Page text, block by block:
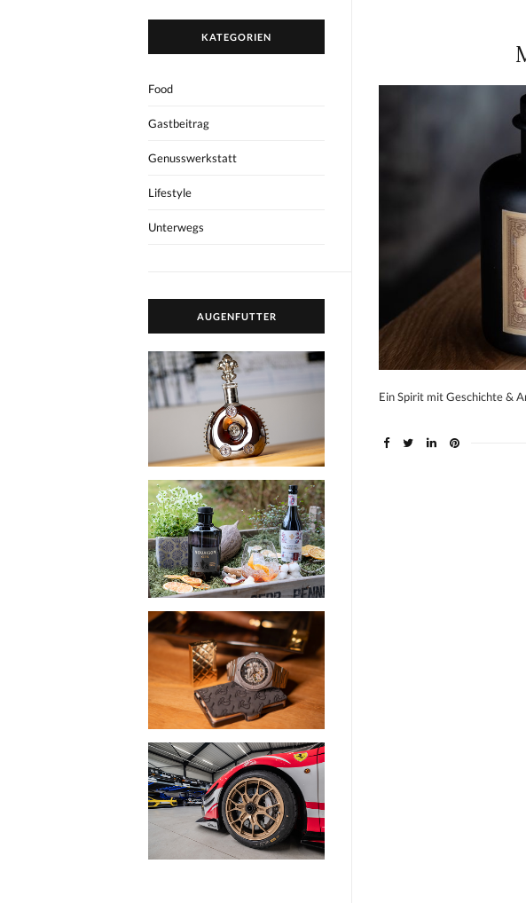
Ein Spirit mit Geschichte &
KATEGORIEN
Food
Gastbeitrag
Genusswerkstatt
Lifestyle
Unterwegs
AUGENFUTTER